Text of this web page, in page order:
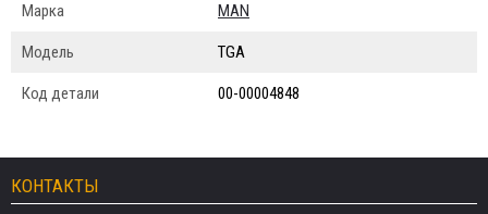
Марка MAN
Модель TGA
Код детали 00-00004848
КОНТАКТЫ